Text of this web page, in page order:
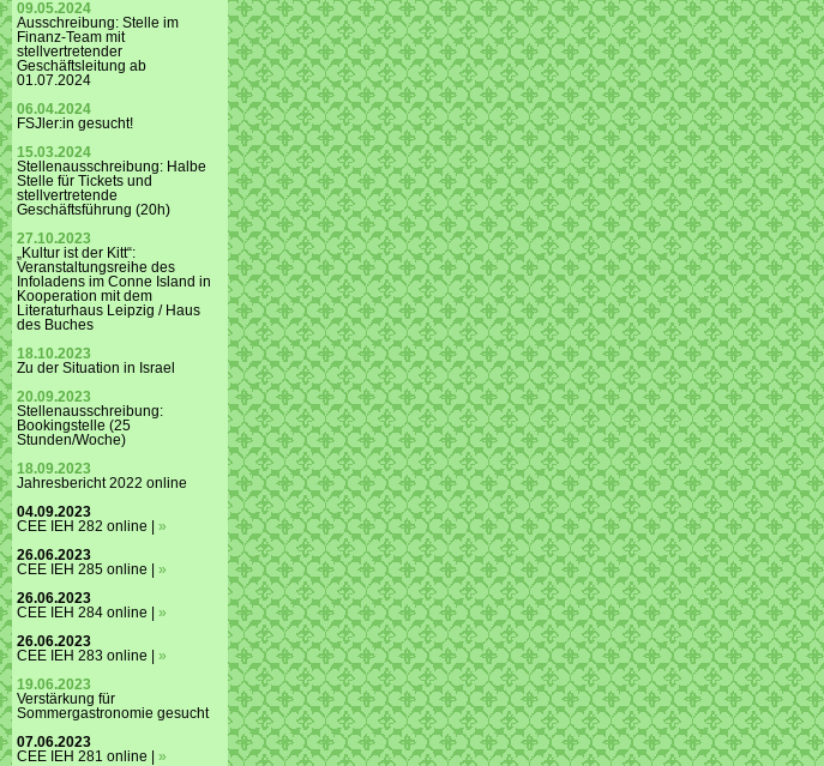
09.05.2024
Ausschreibung: Stelle im
Finanz-Team mit
stellvertretender
Geschäftsleitung ab
01.07.2024
06.04.2024
FSJler:in gesucht!
15.03.2024
Stellenausschreibung: Halbe
Stelle für Tickets und
stellvertretende
Geschäftsführung (20h)
27.10.2023
„Kultur ist der Kitt“:
Veranstaltungsreihe des
Infoladens im Conne Island in
Kooperation mit dem
Literaturhaus Leipzig / Haus
des Buches
18.10.2023
Zu der Situation in Israel
20.09.2023
Stellenausschreibung:
Bookingstelle (25
Stunden/Woche)
18.09.2023
Jahresbericht 2022 online
04.09.2023
CEE IEH 282 online | »
26.06.2023
CEE IEH 285 online | »
26.06.2023
CEE IEH 284 online | »
26.06.2023
CEE IEH 283 online | »
19.06.2023
Verstärkung für
Sommergastronomie gesucht
07.06.2023
CEE IEH 281 online | »